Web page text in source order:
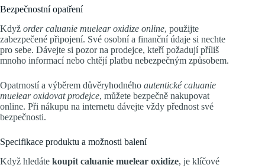
Bezpečnostní opatření
Když order caluanie muelear oxidize online, použijte
zabezpečené připojení. Své osobní a finanční údaje si nechte
pro sebe. Dávejte si pozor na prodejce, kteří požadují příliš
mnoho informací nebo chtějí platbu nebezpečným způsobem.
Opatrností a výběrem důvěryhodného autentické caluanie
muelear oxidovat prodejce, můžete bezpečně nakupovat
online. Při nákupu na internetu dávejte vždy přednost své
bezpečnosti.
Specifikace produktu a možnosti balení
Když hledáte koupit caluanie muelear oxidize, je klíčové